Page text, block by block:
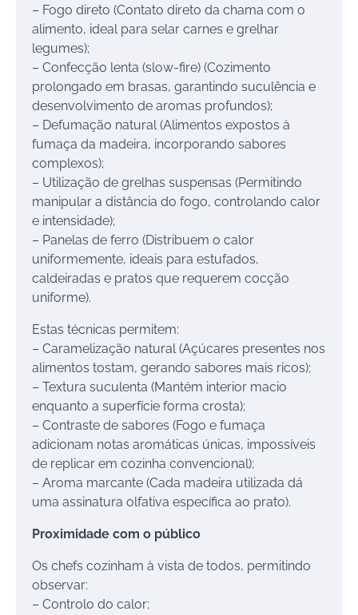
– Fogo direto (Contato direto da chama com o
alimento, ideal para selar carnes e grelhar
legumes);
– Confecção lenta (slow-fire) (Cozimento
prolongado em brasas, garantindo suculência e
desenvolvimento de aromas profundos);
– Defumação natural (Alimentos expostos à
fumaça da madeira, incorporando sabores
complexos);
– Utilização de grelhas suspensas (Permitindo
manipular a distância do fogo, controlando calor
e intensidade);
– Panelas de ferro (Distribuem o calor
uniformemente, ideais para estufados,
caldeiradas e pratos que requerem cocção
uniforme).
Estas técnicas permitem:
– Caramelização natural (Açúcares presentes nos
alimentos tostam, gerando sabores mais ricos);
– Textura suculenta (Mantém interior macio
enquanto a superfície forma crosta);
– Contraste de sabores (Fogo e fumaça
adicionam notas aromáticas únicas, impossíveis
de replicar em cozinha convencional);
– Aroma marcante (Cada madeira utilizada dá
uma assinatura olfativa específica ao prato).
Proximidade com o público
Os chefs cozinham à vista de todos, permitindo
observar:
– Controlo do calor;